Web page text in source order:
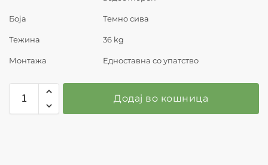
Боја Темно сива
Тежина 36 kg
Монтажа Едноставна со упатство
Додај во кошница